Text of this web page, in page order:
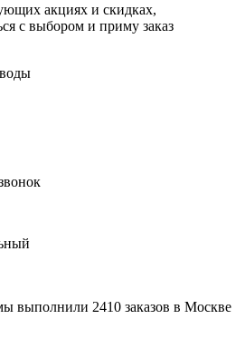
акциях и скидках,
с выбором и приму заказ
выполнили 2410 заказов в Москве